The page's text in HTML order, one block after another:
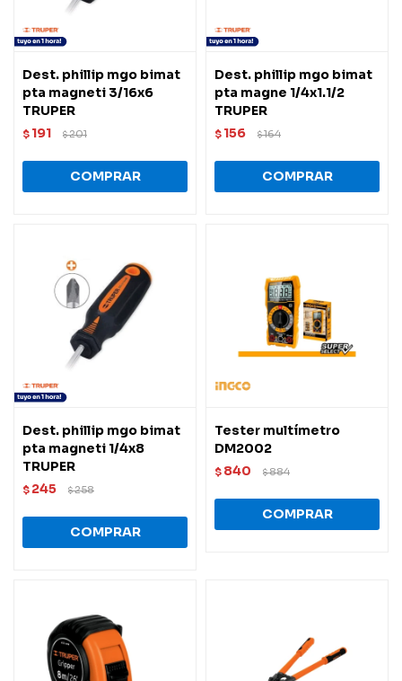
Dest. phillip mgo bimat
pta magneti 3/16x6
TRUPER
$ 191 $201
Dest. phillip mgo bimat
pta magne 1/4x1.1/2
TRUPER
$ 156 $164
Dest. phillip mgo bimat
pta magneti 1/4x8
TRUPER
$ 245 $258
Tester multímetro
DM2002
$ 840 $884